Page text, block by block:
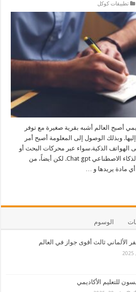
تطبيقات كوكل
أصبح العالم أشبه بقرية صغيرة مع توفر
وبذلك الوصول إلى المعلومة أصبح أمر
الهواتف الذكية.سواء عبر محركات البحث أو
تطبيقات الدردشة بواسطة الذكاء الاصطناعي Chat gpt. لكن أيضاً، من
مادة يريدها و …
الوسوم
الألماني ثالث أقوى جواز في العالم
للتعليم الأكاديمي